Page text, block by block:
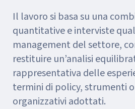
Il lavoro si basa su una
quantitative e interviste
management del settore,
restituire un’analisi
rappresentativa delle
termini di policy, strumenti
organizzativi adottati.